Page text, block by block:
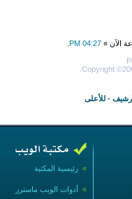
الآن » 04:27 PM
Copyright
- للأعلى
» رئيسية المكتبة
» أدوات الويب ماسترز